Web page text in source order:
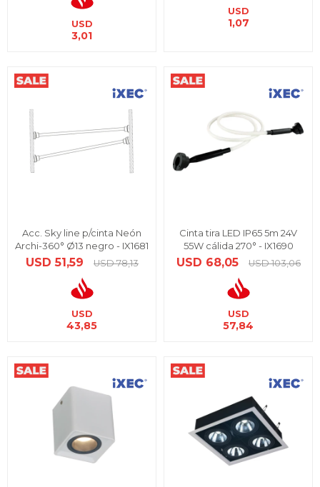
USD
3,01
USD
1,07
Acc. Sky line p/cinta Neón
Archi-360° Ø13 negro - IX1681
USD 51,59 USD 78,13
USD
43,85
Cinta tira LED IP65 5m 24V
55W cálida 270° - IX1690
USD 68,05 USD 103,06
USD
57,84